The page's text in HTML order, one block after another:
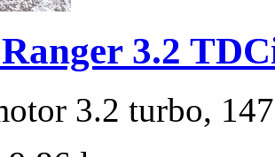
3.2
3.2 turbo,